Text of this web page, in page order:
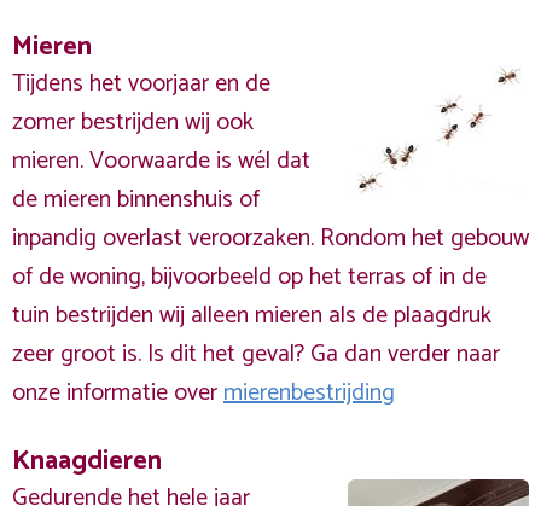
Mieren
Tijdens het voorjaar en de
zomer bestrijden wij ook
mieren. Voorwaarde is wél dat
de mieren binnenshuis of
inpandig overlast veroorzaken. Rondom het gebouw
of de woning, bijvoorbeeld op het terras of in de
tuin bestrijden wij alleen mieren als de plaagdruk
zeer groot is. Is dit het geval? Ga dan verder naar
onze informatie overmierenbestrijding
Knaagdieren